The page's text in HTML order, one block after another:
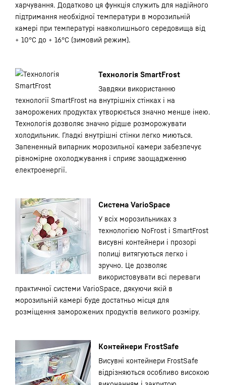
харчування. Додатково ця функція служить для надійного
підтримання необхідної температури в морозильній
камері при температурі навколишнього середовища від
+ 10°C до + 16°C (зимовий режим).
Технологія SmartFrost
Завдяки використанню
технології SmartFrost на внутрішніх стінках і на
заморожених продуктах утворюється значно менше інею.
Технологія дозволяє значно рідше розморожувати
холодильник. Гладкі внутрішні стінки легко миються.
Запененный випарник морозильної камери забезпечує
рівномірне охолоджування і сприяє заощадженню
електроенергії.
Система VarioSpace
У всіх морозильниках з
технологією NoFrost і SmartFrost
висувні контейнери і прозорі
полиці витягуються легко і
зручно. Це дозволяє
використовувати всі переваги
практичної системи VarioSpace, дякуючи якій в
морозильній камері буде достатньо місця для
розміщення заморожених продуктів великого розміру.
Контейнери FrostSafe
Висувні контейнери FrostSafe
відрізняються особливо високою